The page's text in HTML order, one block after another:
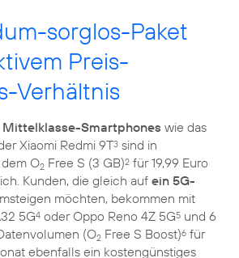
sorglos-Paket
Preis-
Verhältnis
Smartphones wie das
Xiaomi Redmi 9T3 sind in
O2 Free S (3 GB)2 für 19,99 Euro
Kunden, die gleich auf ein 5G-
möchten, bekommen mit
5G4 oder Oppo Reno 4Z 5G5 und 6
(O2 Free S Boost)6 für
ebenfalls ein kostengünstiges